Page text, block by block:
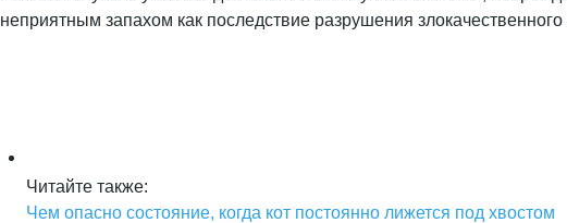
неприятным запахом как последствие разрушения
Читайте также:
Чем опасно состояние, когда кот постоянно лижется под хвостом